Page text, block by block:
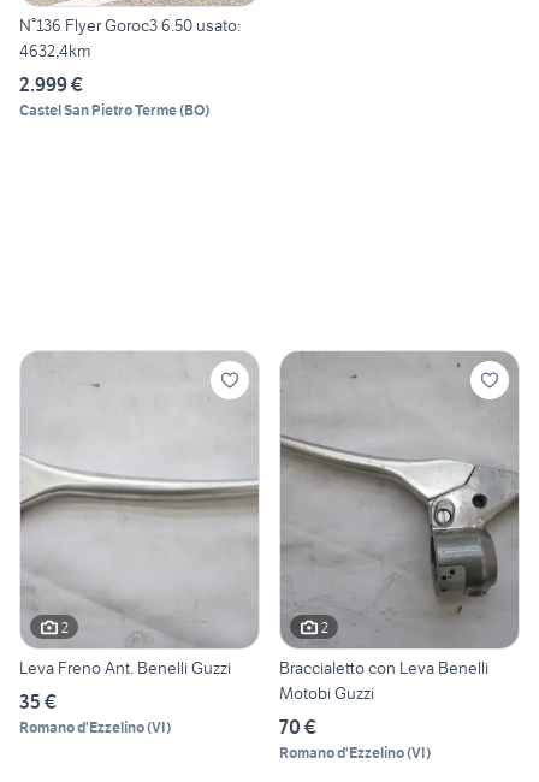
N°136 Flyer Goroc3 6.50 usato:
4632,4km
2.999 €
Castel San Pietro Terme(BO)
2
Leva Freno Ant. Benelli Guzzi
35 €
Romano d'Ezzelino(VI)
2
Braccialetto con Leva Benelli
Motobi Guzzi
70 €
Romano d'Ezzelino(VI)